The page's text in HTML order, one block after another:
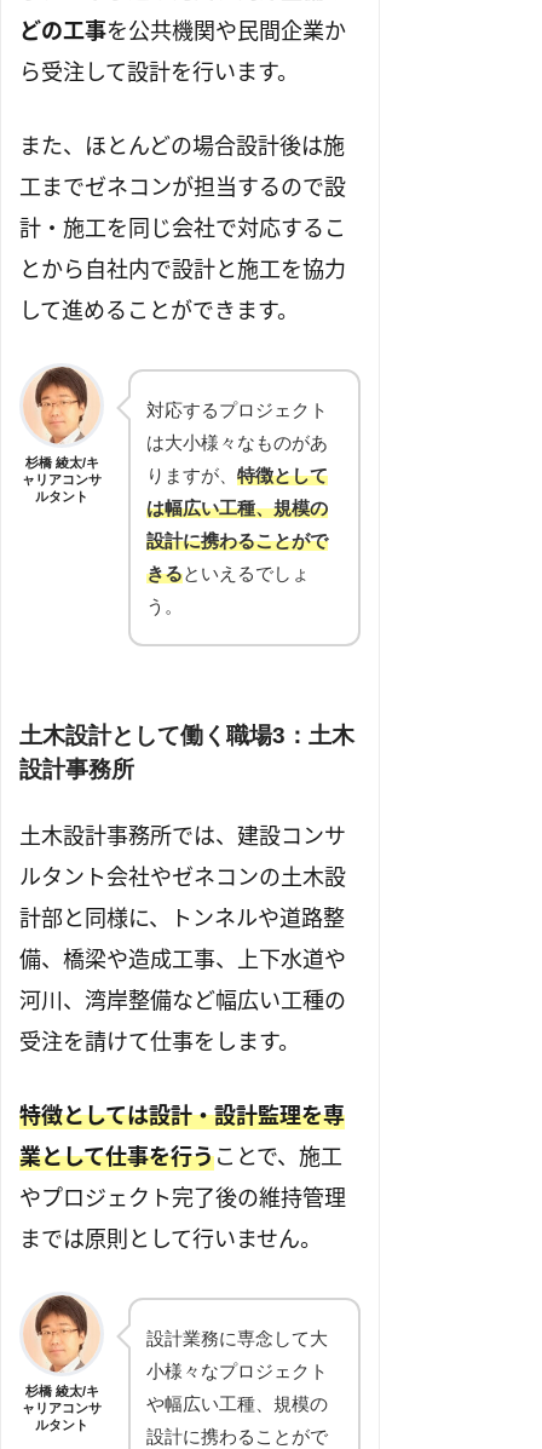
どの工事を公共機関や民間企業か
ら受注して設計を行います。
また、ほとんどの場合設計後は施
工までゼネコンが担当するので設
計・施工を同じ会社で対応するこ
とから自社内で設計と施工を協力
して進めることができます。
杉橋 綾太/キ
ャリアコンサ
ルタント
対応するプロジェクト
は大小様々なものがあ
りますが、 特徴として
は幅広い工種、規模の
設計に携わることがで
きるといえるでしょ
う。
土木設計として働く 職場3：土木
設計事務所
土木設計事務所では、建設コンサ
ルタント会社やゼネコンの土木設
計部と同様に、トンネルや道路整
備、橋梁や造成工事、上下水道や
河川、湾岸整備など幅広い工種の
受注を請けて仕事をします。
特徴としては設計・設計監理を専
業として仕事を行うことで、施工
やプロジェクト完了後の維持管理
までは原則として行いません。
杉橋 綾太/キ
ャリアコンサ
ルタント
設計業務に専念して大
小様々なプロジェクト
や幅広い工種、規模の
設計に携わることがで